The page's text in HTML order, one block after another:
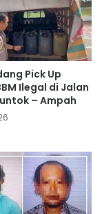
Pick Up
Ilegal di Jalan
– Ampah